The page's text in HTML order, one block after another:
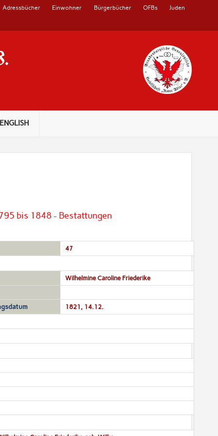
Adressbücher Einwohner Bürgerbücher OFBs Juden
ENGLISH
bis 1848 - Bestattungen
47
Wilhelmine Caroline Friederike
1821, 14.12.